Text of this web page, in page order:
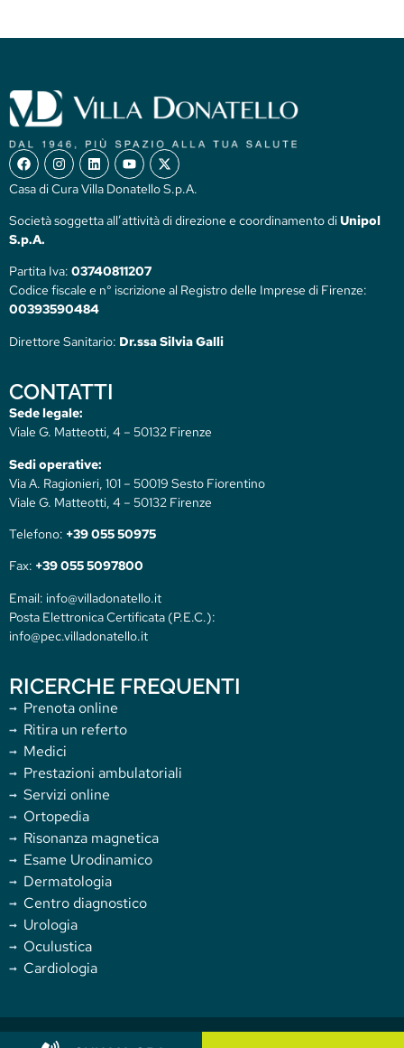
Casa di Cura Villa Donatello S.p.A.
Società soggetta all’attività di direzione e coordinamento diUnipol
S.p.A.
Partita Iva: 03740811207
Codice fiscale e n° iscrizione al Registro delle Imprese di Firenze:
00393590484
Direttore Sanitario: Dr.ssa Silvia Galli
CONTATTI
Sede legale:
Viale G. Matteotti, 4 – 50132 Firenze
Sedi operative:
Via A. Ragionieri, 101 – 50019 Sesto Fiorentino
Viale G. Matteotti, 4 – 50132 Firenze
Telefono: +39 055 50975
Fax: +39 055 5097800
Email: info@villadonatello.it
Posta Elettronica Certificata (P.E.C.):
info@pec.villadonatello.it
RICERCHE FREQUENTI
Prenota online
Ritira un referto
Medici
Prestazioni ambulatoriali
Servizi online
Ortopedia
Risonanza magnetica
Esame Urodinamico
Dermatologia
Centro diagnostico
Urologia
Oculustica
Cardiologia
Copyright 2025 Villa Donatello. All rights reserved.